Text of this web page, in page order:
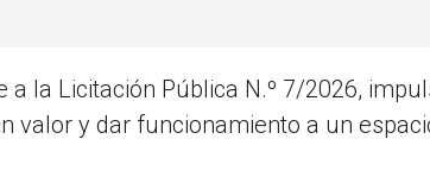
la Licitación Pública N.º 7/2026,
valor y dar funcionamiento a un